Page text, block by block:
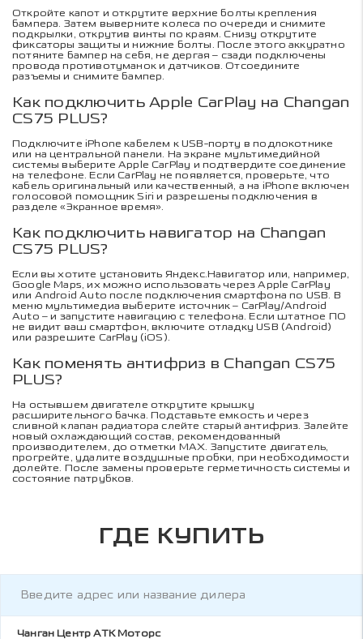
Откройте капот и открутите верхние болты крепления
бампера. Затем выверните колеса по очереди и снимите
подкрылки, открутив винты по краям. Снизу открутите
фиксаторы защиты и нижние болты. После этого аккуратно
потяните бампер на себя, не дергая – сзади подключены
провода противотуманок и датчиков. Отсоедините
разъемы и снимите бампер.
Как подключить Apple CarPlay на Changan
CS75 PLUS?
Подключите iPhone кабелем к USB-порту в подлокотнике
или на центральной панели. На экране мультимедийной
системы выберите Apple CarPlay и подтвердите соединение
на телефоне. Если CarPlay не появляется, проверьте, что
кабель оригинальный или качественный, а на iPhone включен
голосовой помощник Siri и разрешены подключения в
разделе «Экранное время».
Как подключить навигатор на Changan
CS75 PLUS?
Если вы хотите установить Яндекс.Навигатор или, например,
Google Maps, их можно использовать через Apple CarPlay
или Android Auto после подключения смартфона по USB. В
меню мультимедиа выберите источник – CarPlay/Android
Auto – и запустите навигацию с телефона. Если штатное ПО
не видит ваш смартфон, включите отладку USB (Android)
или разрешите CarPlay (iOS).
Как поменять антифриз в Changan CS75
PLUS?
На остывшем двигателе открутите крышку
расширительного бачка. Подставьте емкость и через
сливной клапан радиатора слейте старый антифриз. Залейте
новый охлаждающий состав, рекомендованный
производителем, до отметки MAX. Запустите двигатель,
прогрейте, удалите воздушные пробки, при необходимости
долейте. После замены проверьте герметичность системы и
состояние патрубков.
ГДЕ КУПИТЬ
Чанган Центр АТК Моторс